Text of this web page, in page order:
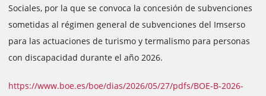
Sociales, por la que se convoca la concesión de subvenciones
sometidas al régimen general de subvenciones del Imserso
para las actuaciones de turismo y termalismo para personas
con discapacidad durante el año 2026.
https://www.boe.es/boe/dias/2026/05/27/pdfs/BOE-B-2026-